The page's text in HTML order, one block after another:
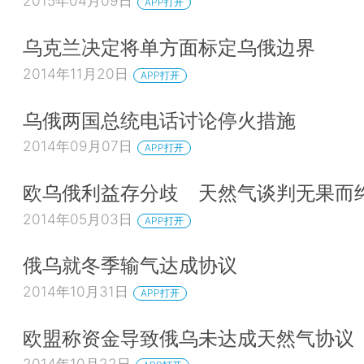
乌克兰决定将单方面标定乌俄边界
2014年11月20日 APP打开
乌俄两国总统电话讨论停火措施
2014年09月07日 APP打开
欧乌俄利益存分歧 天然气谈判无果而
2014年05月03日 APP打开
俄乌就冬季输气达成协议
2014年10月31日 APP打开
欧盟称资金导致俄乌未达成天然气协议